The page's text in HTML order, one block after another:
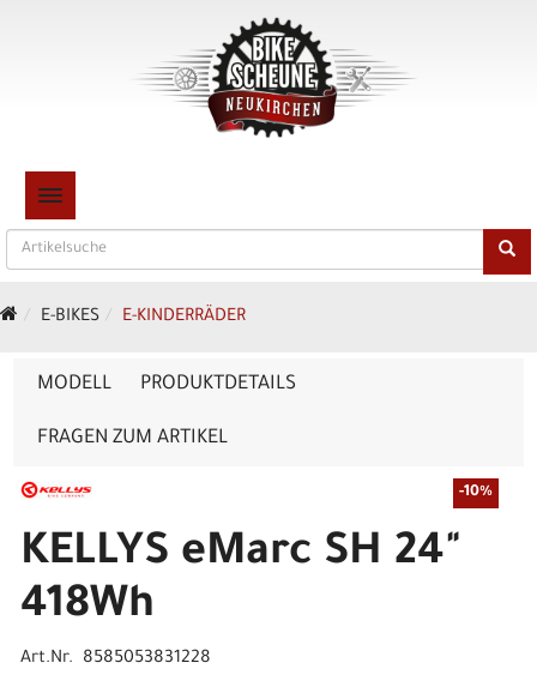
TOGGLE NAVIGATION
E-BIKES E-KINDERRÄDER
MODELL PRODUKTDETAILS
FRAGEN ZUM ARTIKEL
-10%
KELLYS eMarc SH 24"
418Wh
Art.Nr. 8585053831228